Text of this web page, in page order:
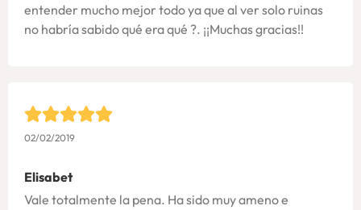
entender mucho mejor todo ya que al ver solo ruinas
no habría sabido qué era qué ?. ¡¡Muchas gracias!!
02/02/2019
Elisabet
Vale totalmente la pena. Ha sido muy ameno e